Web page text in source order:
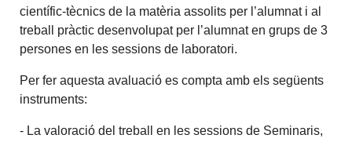
científic-tècnics de la matèria assolits per l’alumnat i al
treball pràctic desenvolupat per l’alumnat en grups de 3
persones en les sessions de laboratori.
Per fer aquesta avaluació es compta amb els següents
instruments:
- La valoració del treball en les sessions de Seminaris,